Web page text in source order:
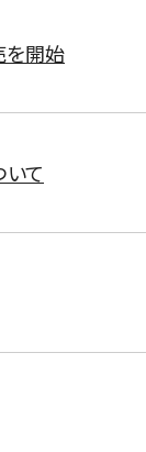
を開始
て